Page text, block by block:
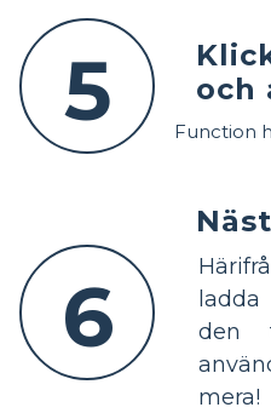
5
och
Function
6
den
mera!